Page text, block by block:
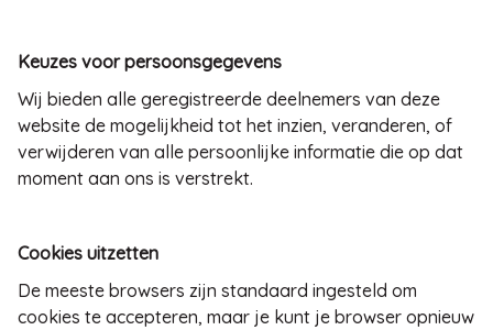
Keuzes voor persoonsgegevens
Wij bieden alle geregistreerde deelnemers van deze
website de mogelijkheid tot het inzien, veranderen, of
verwijderen van alle persoonlijke informatie die op dat
moment aan ons is verstrekt.
Cookies uitzetten
De meeste browsers zijn standaard ingesteld om
cookies te accepteren, maar je kunt je browser opnieuw